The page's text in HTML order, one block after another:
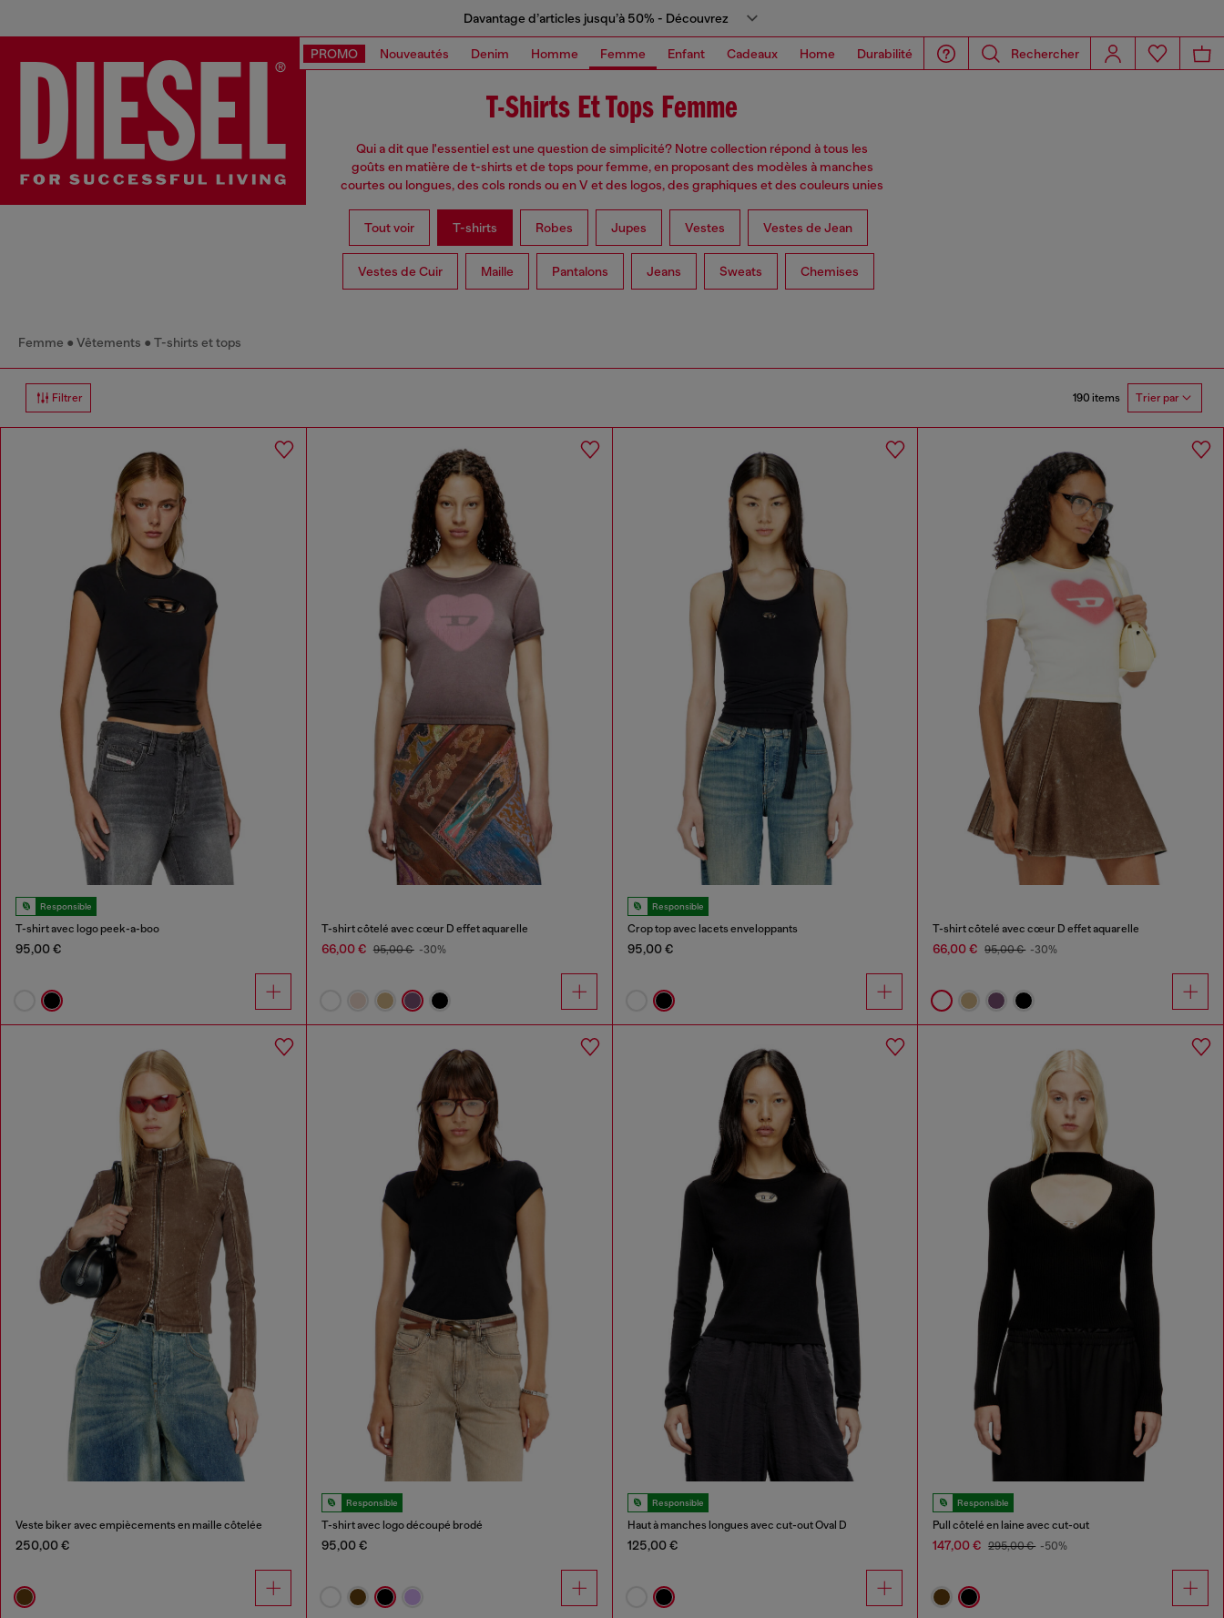
Davantage d’articles jusqu’à 50% - Découvrez
PROMO Nouveautés Denim Homme Femme Enfant Cadeaux Home Durabilité Rechercher
T-Shirts Et Tops Femme
Qui a dit que l'essentiel est une question de simplicité? Notre collection répond à tous les
goûts en matière de t-shirts et de tops pour femme, en proposant des modèles à manches
courtes ou longues, des cols ronds ou en V et des logos, des graphiques et des couleurs unies
Tout voir T-shirts Robes Jupes Vestes Vestes de Jean
Vestes de Cuir Maille Pantalons Jeans Sweats Chemises
Femme Vêtements T-shirts et tops
Filtrer 190 items Trier par
Responsible
T-shirt avec logo peek-a-boo
95,00 €
T-shirt côtelé avec cœur D effet aquarelle
66,00 € 95,00 € -30%
Responsible
Crop top avec lacets enveloppants
95,00 €
T-shirt côtelé avec cœur D effet aquarelle
66,00 € 95,00 € -30%
Veste biker avec empiècements en maille côtelée
250,00 €
Responsible
T-shirt avec logo découpé brodé
95,00 €
Responsible
Haut à manches longues avec cut-out Oval D
125,00 €
Responsible
Pull côtelé en laine avec cut-out
147,00 € 295,00 € -50%